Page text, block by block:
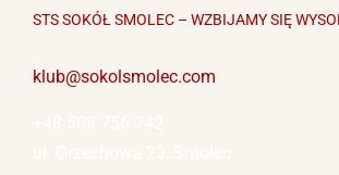
STS SOKÓŁ SMOLEC – WZBIJAMY SIĘ
klub@sokolsmolec.com